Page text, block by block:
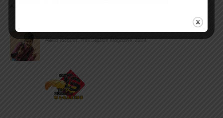
Alexia Jacquot, Trail Session Magazine, 2014.